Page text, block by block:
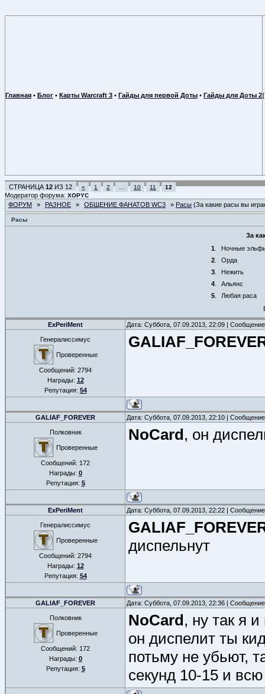
Главная • Блог • Карты Warcraft 3 • Гайды для первой Доты • Гайды для Доты 2
СТРАНИЦА 12 ИЗ 12 « 1 2 10 11 12
Модератор форума: XOPYC
ФОРУМ » РАЗНОЕ » ОБЩЕНИЕ ФАНАТОВ WC3 » Расы (За какие расы вы
Расы
За
1
Ночные
2
Орда
3
Нежить
4
Альянс
5
Любая раса
ExPeriMent Дата: Суббота, 07.09.2013, 22:09 |
Генералиссимус
Проверенные
Сообщений: 2794
Награды: 12
Репутация: 54
GALIAF_FOREVER Дата: Суббота, 07.09.2013, 22:10 |
Полковник
Проверенные
Сообщений: 172
Награды: 0
Репутация: 5
NoCard, он
ExPeriMent Дата: Суббота, 07.09.2013, 22:22 |
Генералиссимус
Проверенные
Сообщений: 2794
Награды: 12
Репутация: 54
диспельнут
GALIAF_FOREVER Дата: Суббота, 07.09.2013, 22:36 |
Полковник
Проверенные
Сообщений: 172
Награды: 0
Репутация: 5
NoCard, ну так я
он диспелит ты
потьму не убьют,
секунд 10-15 и